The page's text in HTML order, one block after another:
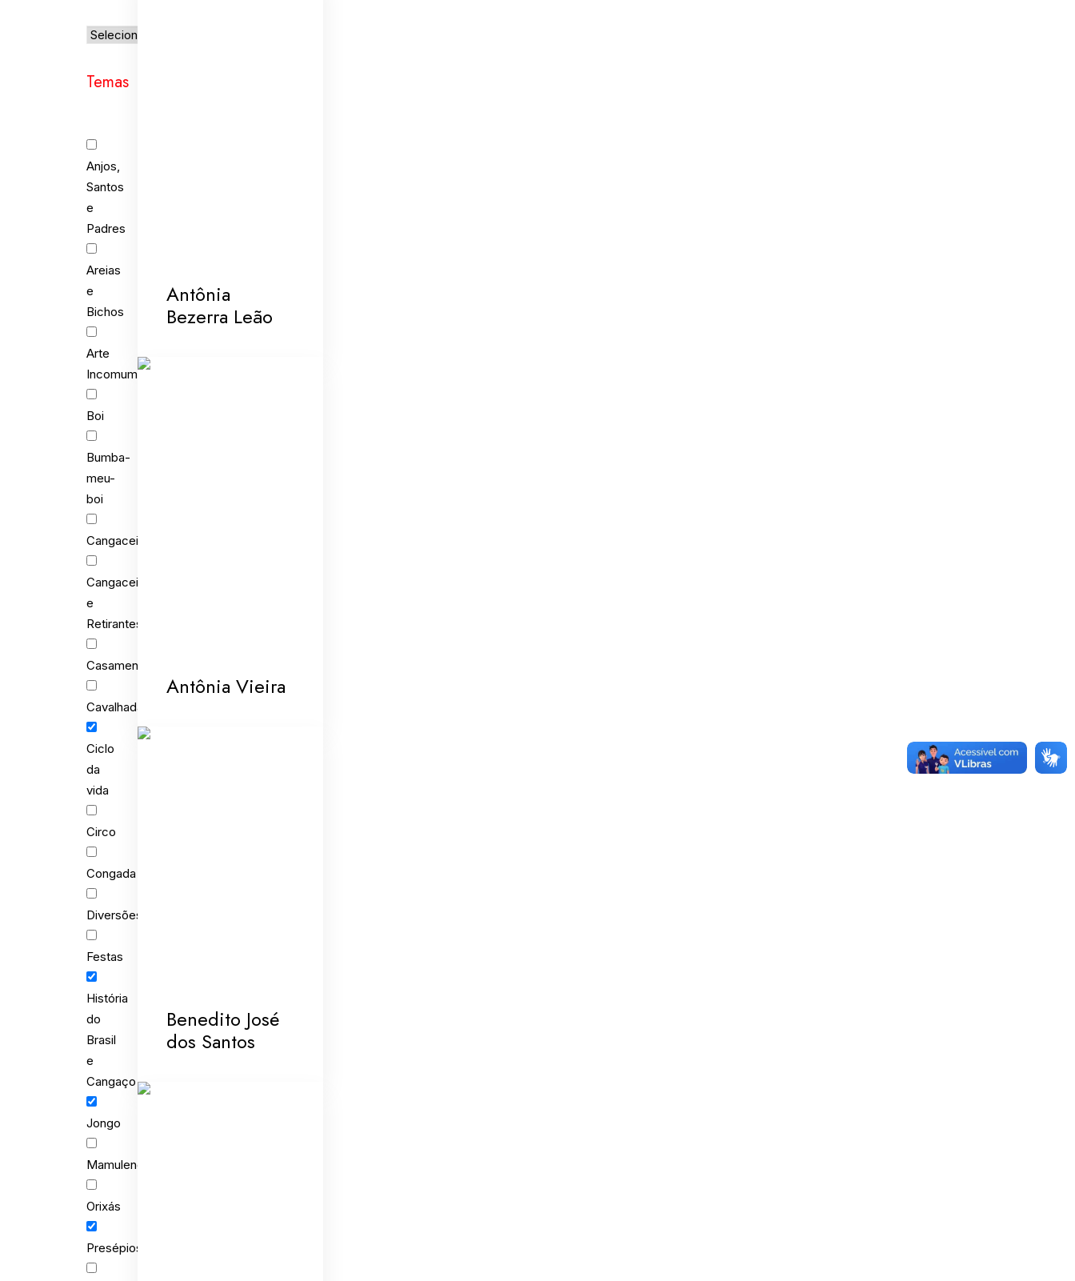
Temas
Anjos,
Santos
e
Padres
Areias
e
Bichos
Arte
Incomum
Boi
Bumba-
meu-
boi
Cangaceiros
Cangaceiros
e
Retirantes
Casamento
Cavalhada
Ciclo
da
vida
Circo
Congada
Diversões
Festas
História
do
Brasil
e
Cangaço
Jongo
Mamulengo
Orixás
Presépios
Antônia
Bezerra Leão
Antônia Vieira
Benedito José
dos Santos